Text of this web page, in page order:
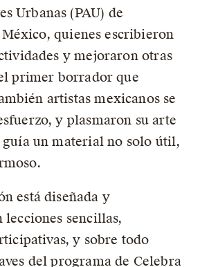
Urbanas (PAU) de
quienes escribieron
y mejoraron otras
primer borrador que
artistas mexicanos se
y plasmaron su arte
guía un material no solo útil,
está diseñada y
lecciones sencillas,
y sobre todo
del programa de Celebra